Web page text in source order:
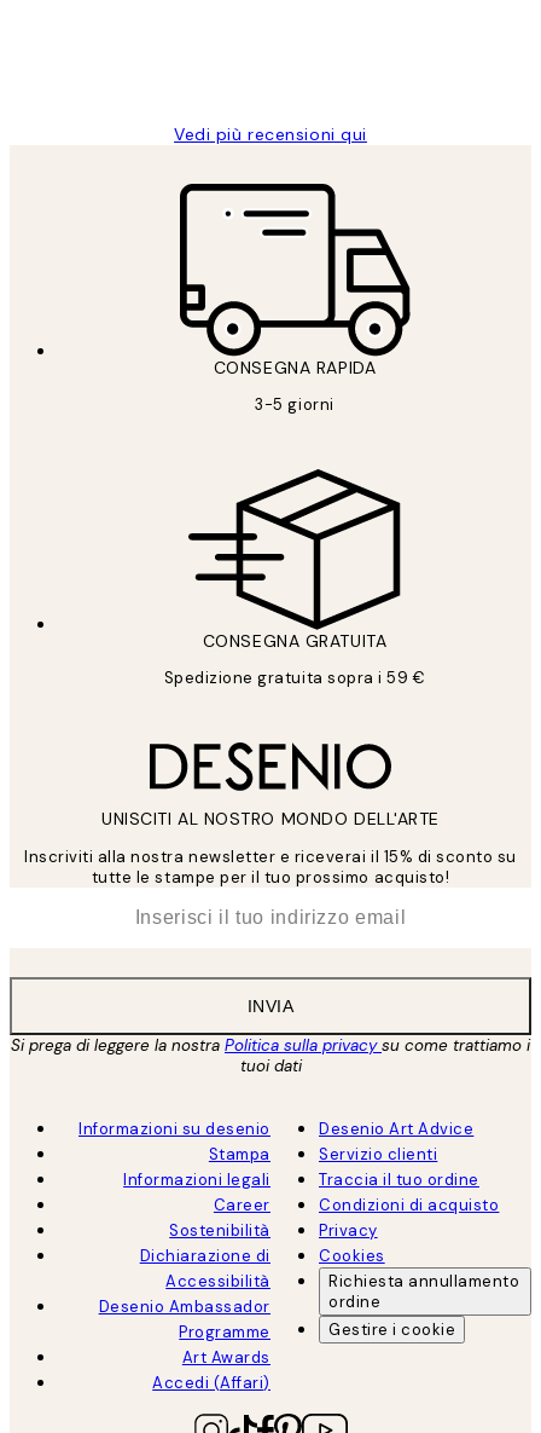
Vedi più recensioni qui
CONSEGNA RAPIDA
3-5 giorni
CONSEGNA GRATUITA
Spedizione gratuita sopra i 59 €
UNISCITI AL NOSTRO MONDO DELL'ARTE
Inscriviti alla nostra newsletter e riceverai il 15% di sconto su
tutte le stampe per il tuo prossimo acquisto!
INVIA
Si prega di leggere la nostra Politica sulla privacysu come trattiamo i
tuoi dati
Informazioni su desenio
Stampa
Informazioni legali
Career
Sostenibilità
Dichiarazione di
Accessibilità
Desenio Ambassador
Programme
Art Awards
Accedi (Affari)
Desenio Art Advice
Servizio clienti
Traccia il tuo ordine
Condizioni di acquisto
Privacy
Cookies
Richiesta annullamento
ordine
Gestire i cookie